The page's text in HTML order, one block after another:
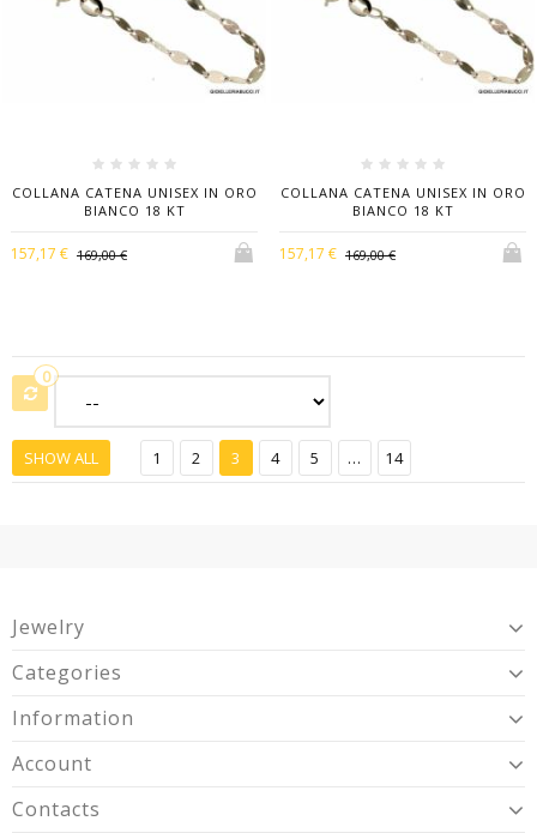
COLLANA CATENA UNISEX IN ORO
BIANCO 18 KT
157,17 € 169,00 €
COLLANA CATENA UNISEX IN ORO
BIANCO 18 KT
157,17 € 169,00 €
0
SHOW ALL 1 2 3 4 5 ... 14
Jewelry
Categories
Information
Account
Contacts